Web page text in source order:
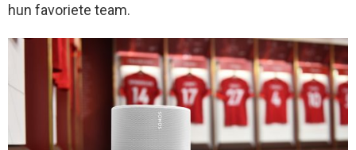
hun favoriete team.